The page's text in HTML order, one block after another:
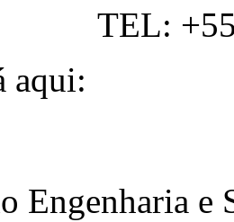
TEL:
aqui:
Engenharia e